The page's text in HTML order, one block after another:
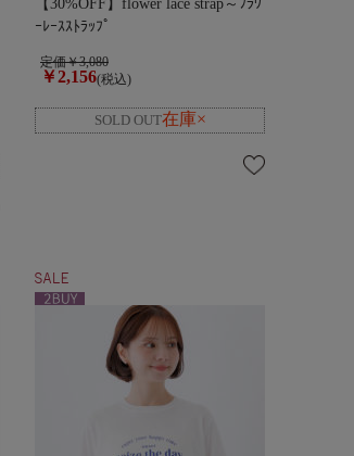
【30%OFF】flower lace strap～ﾌﾗﾜ
ｰﾚｰｽｽﾄﾗｯﾌﾟ
定価￥3,080
￥2,156(税込)
在庫×